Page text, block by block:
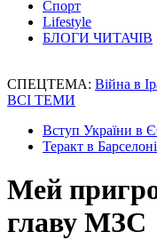
Спорт
Lifestyle
БЛОГИ ЧИТАЧІВ
СПЕЦТЕМА: Війна в
ВСІ ТЕМИ
Вступ України в
Теракт в Барселоні
Мей
главу МЗС